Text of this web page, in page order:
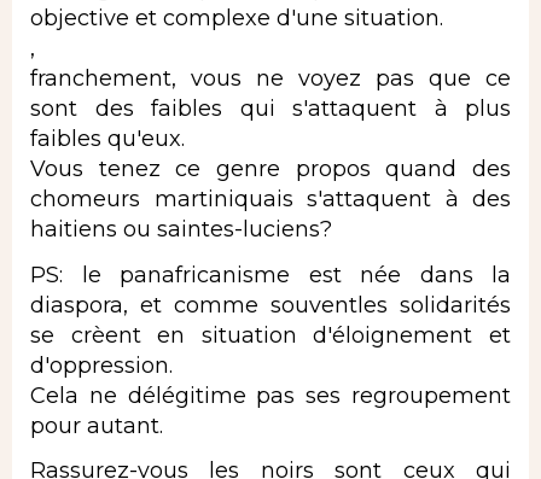
objective et complexe d'une situation.
,
franchement, vous ne voyez pas que ce
sont des faibles qui s'attaquent à plus
faibles qu'eux.
Vous tenez ce genre propos quand des
chomeurs martiniquais s'attaquent à des
haitiens ou saintes-luciens?
PS: le panafricanisme est née dans la
diaspora, et comme souventles solidarités
se crèent en situation d'éloignement et
d'oppression.
Cela ne délégitime pas ses regroupement
pour autant.
Rassurez-vous les noirs sont ceux qui